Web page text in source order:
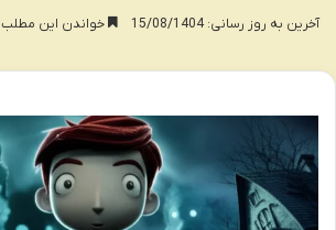
آخرین به روز رسانی: 15/08/1404 خواندن این مطلب 18 دقیقه زمان میبرد